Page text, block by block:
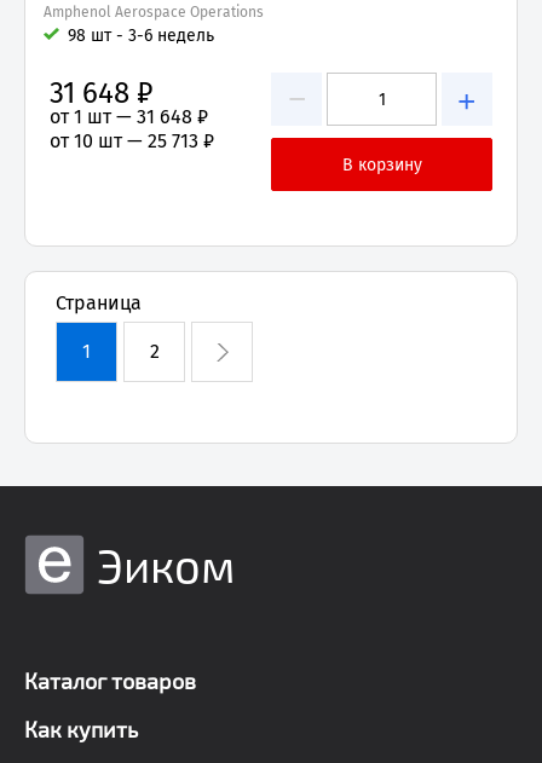
Amphenol Aerospace Operations
98 шт - 3-6 недель
− +
31 648 ₽
от 1 шт — 31 648 ₽
от 10 шт — 25 713 ₽
Страница
1 2
Эиком
Каталог товаров
Как купить